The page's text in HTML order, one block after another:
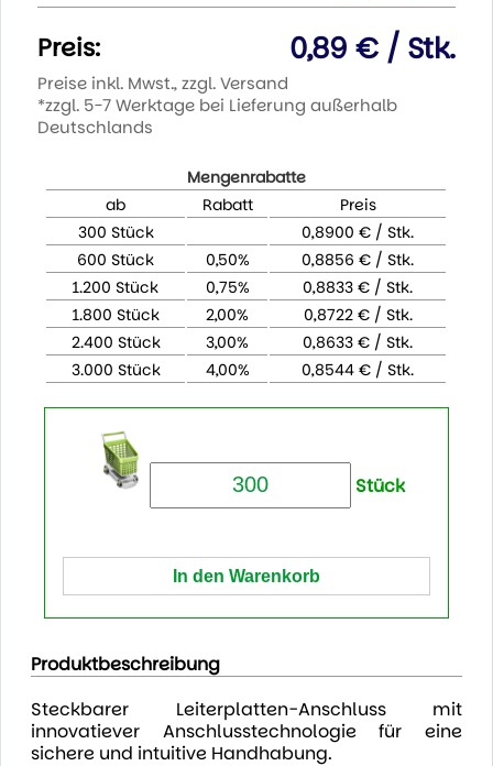
Preis: 0,89 € / Stk.
Preise inkl. Mwst., zzgl. Versand
*zzgl. 5-7 Werktage bei Lieferung außerhalb
Deutschlands
Mengenrabatte
ab
Rabatt
Preis
300 Stück
0,8900 € / Stk.
600 Stück
0,50%
0,8856 € / Stk.
1.200 Stück
0,75%
0,8833 € / Stk.
1.800 Stück
2,00%
0,8722 € / Stk.
2.400 Stück
3,00%
0,8633 € / Stk.
3.000 Stück
4,00% 0,8544 € / Stk.
Stück
Produktbeschreibung
Steckbarer Leiterplatten-Anschluss mit
innovatiever Anschlusstechnologie für eine
sichere und intuitive Handhabung.